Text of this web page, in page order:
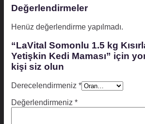
Değerlendirmeler
Henüz değerlendirme yapılmadı.
“LaVital Somonlu 1.5 kg
Yetişkin Kedi Maması” için
kişi siz olun
Derecelendirmeniz *
Değerlendirmeniz *